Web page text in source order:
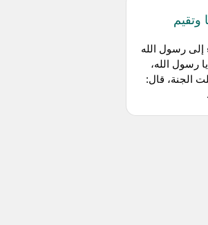
وتقيم
إلى رسول الله
رسول الله،
الجنة، قال: